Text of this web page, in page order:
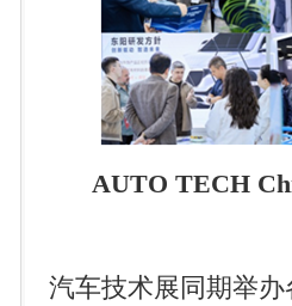
AUTO TECH
汽车技术展同期举